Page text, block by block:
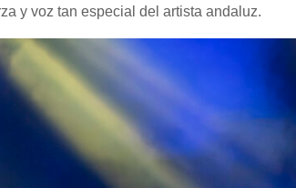
y voz tan especial del artista andaluz.